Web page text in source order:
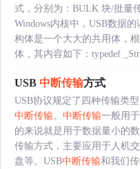
式，分别为：BULK 块/批量
Windows内核中，USB数据
构体是一个大大的共用体，
体，其内容如下：typedef
USB 中断传输方式
USB协议规定了四种传输类
中断传输。 中断传输一般用
的来说就是用于数据量小的
传输方式，主要应用于人机
盘等。USB中断传输和我们